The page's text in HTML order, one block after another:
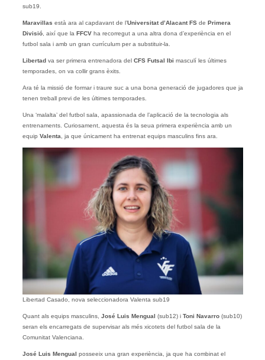
sub19.
Maravillas està ara al capdavant de l’Universitat d’Alacant FSde Primera
Divisió, així que la FFCV ha recorregut a una altra dona d’experiència en el
futbol sala i amb un gran currículum per a substituir-la.
Libertad va ser primera entrenadora del CFS Futsal Ibi masculí les últimes
temporades, on va collir grans èxits.
Ara té la missió de formar i traure suc a una bona generació de jugadores que ja
tenen treball previ de les últimes temporades.
Una ‘malalta’ del futbol sala, apassionada de l’aplicació de la tecnologia als
entrenaments. Curiosament, aquesta és la seua primera experiència amb un
equip Valenta, ja que únicament ha entrenat equips masculins fins ara.
Libertad Casado, nova seleccionadora Valenta sub19
Quant als equips masculins, José Luis Mengual (sub12) iToni Navarro(sub10)
seran els encarregats de supervisar als més xicotets del futbol sala de la
Comunitat Valenciana.
José Luis Mengual posseeix una gran experiència, ja que ha combinat el